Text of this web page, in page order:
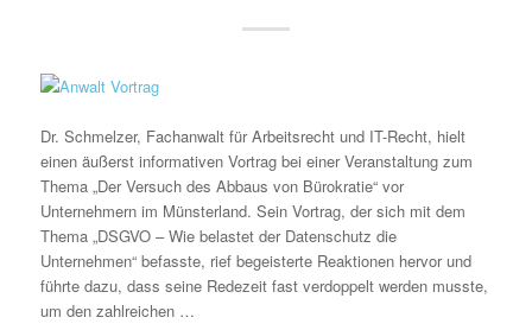
Dr. Schmelzer, Fachanwalt für Arbeitsrecht und IT-Recht, hielt
einen äußerst informativen Vortrag bei einer Veranstaltung zum
Thema „Der Versuch des Abbaus von Bürokratie“ vor
Unternehmern im Münsterland. Sein Vortrag, der sich mit dem
Thema „DSGVO – Wie belastet der Datenschutz die
Unternehmen“ befasste, rief begeisterte Reaktionen hervor und
führte dazu, dass seine Redezeit fast verdoppelt werden musste,
um den zahlreichen …